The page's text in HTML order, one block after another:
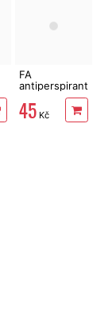
FA
antiperspirant
Fresh & Dry
Peony Sorbet
150 ml
45 Kč